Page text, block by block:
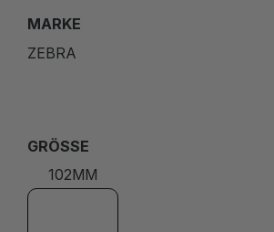
MARKE
ZEBRA
GRÖSSE
102MM